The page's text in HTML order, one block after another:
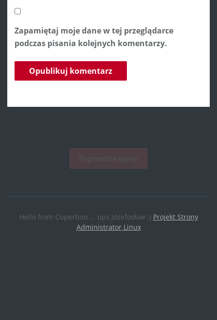
Zapamiętaj moje dane w tej przeglądarce
podczas pisania kolejnych komentarzy.
Hello from Cupertino ... ups Józefosław :) Projekt Strony
Administrator Linux